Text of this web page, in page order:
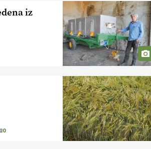
[EKOloško = LOGIČNO ]
Za
uspešno ohranjanje travišč sta
ključna kmetijstvo
in predvsem
reja travojedih živali
. VEČ
https://t.co/YvDmY3UNng @EUAgri
#IMCAP #CAP
21.07.2026
[EKOloško = LOGIČNO
]
Pet-nat je vse bolj priljubljeno
naravno peneče vino, tudi v
Sloveniji.
VEČ
iz
0